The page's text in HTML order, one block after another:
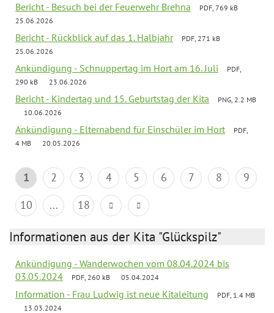
Bericht - Besuch bei der Feuerwehr Brehna
PDF, 769 kB
25.06.2026
Bericht - Rückblick auf das 1. Halbjahr
PDF, 271 kB
25.06.2026
Ankündigung - Schnuppertag im Hort am 16. Juli
PDF,
290 kB
23.06.2026
Bericht - Kindertag und 15. Geburtstag der Kita
PNG, 2.2 MB
10.06.2026
Ankündigung - Elternabend für Einschüler im Hort
PDF,
4 MB
20.05.2026
1 2 3 4 5 6 7 8
9
10
... 18
Informationen aus der Kita "Glückspilz"
Ankündigung - Wanderwochen vom 08.04.2024 bis
03.05.2024
PDF, 260 kB 05.04.2024
Information - Frau Ludwig ist neue Kitaleitung
PDF, 1.4 MB
13.03.2024